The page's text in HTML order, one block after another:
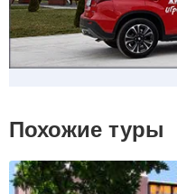
Похожие туры